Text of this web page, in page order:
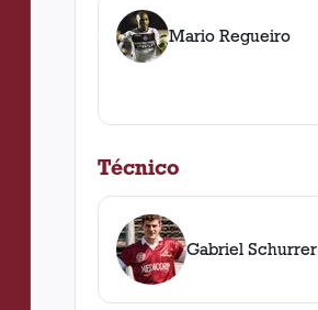
Mario Regueiro
Técnico
Gabriel Schurrer